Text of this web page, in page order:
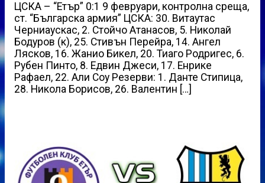
ЦСКА – “Етър” 0:1 9 февруари, контролна среща,
ст. “Българска армия” ЦСКА: 30. Витаутас
Черниаускас, 2. Стойчо Атанасов, 5. Николай
Бодуров (к), 25. Стивън Перейра, 14. Ангел
Лясков, 16. Жанио Бикел, 20. Тиаго Родригес, 6.
Рубен Пинто, 8. Едвин Джеси, 17. Енрике
Рафаел, 22. Али Соу Резерви: 1. Данте Стипица,
28. Никола Борисов, 26. Валентин […]